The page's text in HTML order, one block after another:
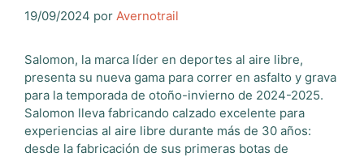
19/09/2024 por Avernotrail
Salomon, la marca líder en deportes al aire libre,
presenta su nueva gama para correr en asfalto y grava
para la temporada de otoño-invierno de 2024-2025.
Salomon lleva fabricando calzado excelente para
experiencias al aire libre durante más de 30 años:
desde la fabricación de sus primeras botas de